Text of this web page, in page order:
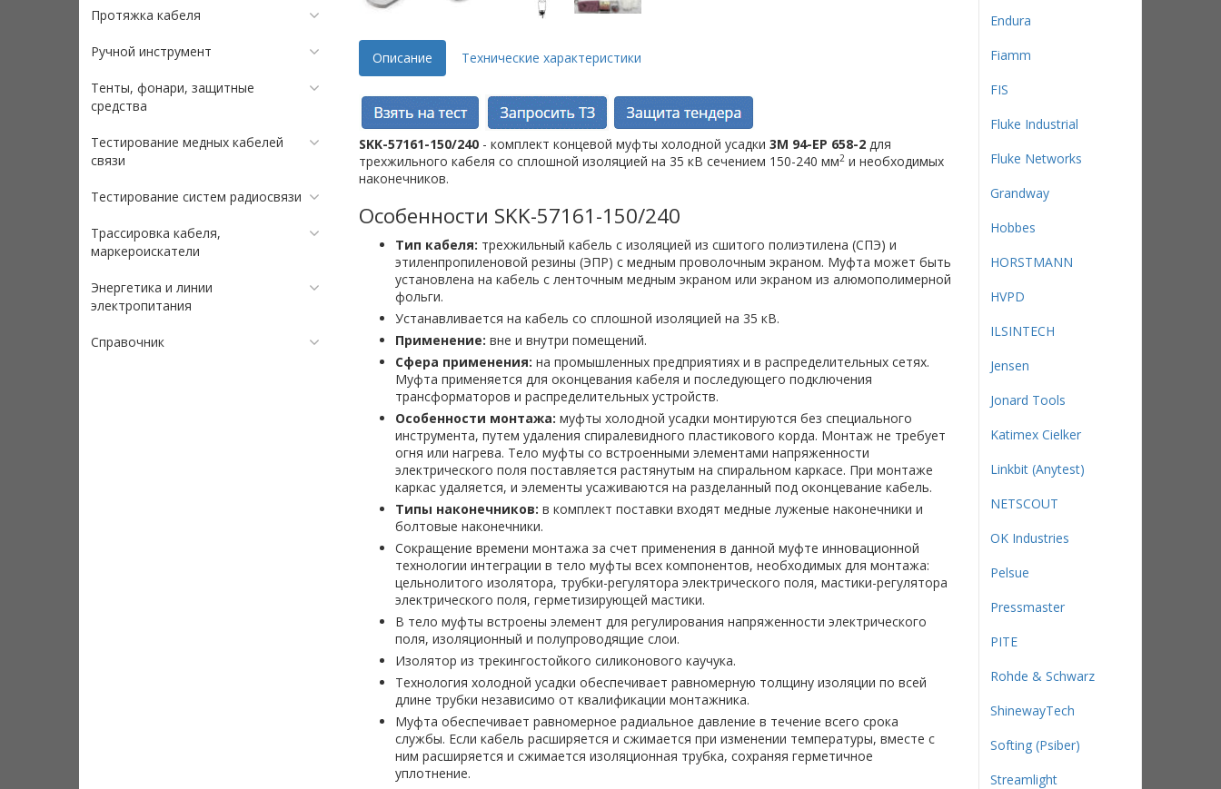
Протяжка кабеля
Ручной инструмент
Тенты, фонари, защитные
средства
Тестирование медных кабелей
связи
Тестирование систем радиосвязи
Трассировка кабеля,
маркероискатели
Энергетика и линии
электропитания
Справочник
Описание Технические характеристики
SKK-57161-150/240 - комплект концевой муфты холодной усадки 3M 94-EP 658-2для
трехжильного кабеля со сплошной изоляцией на 35 кВ сечением 150-240 мм2и необходимых
наконечников.
Особенности SKK-57161-150/240
Тип кабеля: трехжильный кабель с изоляцией из сшитого полиэтилена (СПЭ) и
этиленпропиленовой резины (ЭПР) с медным проволочным экраном. Муфта может быть
установлена на кабель с ленточным медным экраном или экраном из алюмополимерной
фольги.
Устанавливается на кабель со сплошной изоляцией на 35 кВ.
Применение: вне и внутри помещений.
Сфера применения: на промышленных предприятиях и в распределительных сетях.
Муфта применяется для оконцевания кабеля и последующего подключения
трансформаторов и распределительных устройств.
Особенности монтажа: муфты холодной усадки монтируются без специального
инструмента, путем удаления спиралевидного пластикового корда. Монтаж не требует
огня или нагрева. Тело муфты со встроенными элементами напряженности
электрического поля поставляется растянутым на спиральном каркасе. При монтаже
каркас удаляется, и элементы усаживаются на разделанный под оконцевание кабель.
Типы наконечников: в комплект поставки входят медные луженые наконечники и
болтовые наконечники.
Сокращение времени монтажа за счет применения в данной муфте инновационной
технологии интеграции в тело муфты всех компонентов, необходимых для монтажа:
цельнолитого изолятора, трубки-регулятора электрического поля, мастики-регулятора
электрического поля, герметизирующей мастики.
В тело муфты встроены элемент для регулирования напряженности электрического
поля, изоляционный и полупроводящие слои.
Изолятор из трекингостойкого силиконового каучука.
Технология холодной усадки обеспечивает равномерную толщину изоляции по всей
длине трубки независимо от квалификации монтажника.
Муфта обеспечивает равномерное радиальное давление в течение всего срока
службы. Если кабель расширяется и сжимается при изменении температуры, вместе с
ним расширяется и сжимается изоляционная трубка, сохраняя герметичное
уплотнение.
Endura
Fiamm
FIS
Fluke Industrial
Fluke Networks
Grandway
Hobbes
HORSTMANN
HVPD
ILSINTECH
Jensen
Jonard Tools
Katimex Cielker
Linkbit (Anytest)
NETSCOUT
OK Industries
Pelsue
Pressmaster
PITE
Rohde & Schwarz
ShinewayTech
Softing (Psiber)
Streamlight